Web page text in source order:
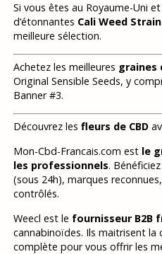
Si vous êtes au Royaume-Uni
d’étonnantes Cali Weed
meilleure sélection.
Achetez les meilleures graines
Original Sensible Seeds, y
Banner #3.
Découvrez les fleurs de CBD
Mon-Cbd-Francais.com est le
les professionnels.
(sous 24h), marques
contrôlés.
Weecl est le fournisseur B2B
cannabinoïdes. Ils maitrisent la
complète pour vous offrir les